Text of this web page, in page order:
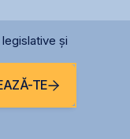
și
TE